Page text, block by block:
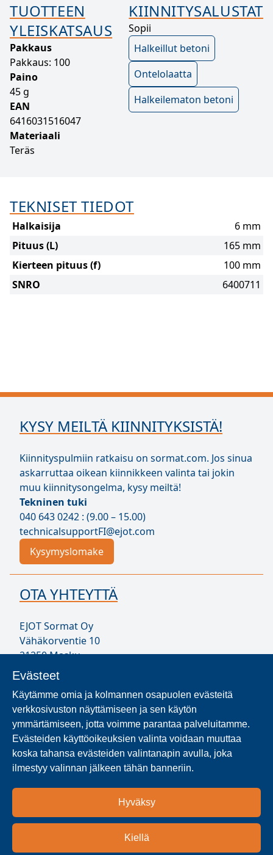
Evästeet
Käytämme omia ja kolmannen osapuolen evästeitä
verkkosivuston näyttämiseen ja sen käytön
ymmärtämiseen, jotta voimme parantaa palveluitamme.
Evästeiden käyttöoikeuksien valinta voidaan muuttaa
koska tahansa evästeiden valintanapin avulla, joka
ilmestyy valinnan jälkeen tähän banneriin.
Hyväksy
Kiellä
TUOTTEEN
YLEISKATSAUS
Pakkaus
Pakkaus: 100
Paino
45 g
EAN
6416031516047
Materiaali
Teräs
KIINNITYSALUSTAT
Sopii
Halkeillut betoni
Ontelolaatta
Halkeilematon betoni
TEKNISET TIEDOT
Halkaisija
6 mm
Pituus (L)
165 mm
Kierteen pituus (f)
100 mm
SNRO
6400711
KYSY MEILTÄ KIINNITYKSISTÄ!
Kiinnityspulmiin ratkaisu on sormat.com. Jos sinua
askarruttaa oikean kiinnikkeen valinta tai jokin
muu kiinnitysongelma, kysy meiltä!
Tekninen tuki
040 643 0242 : (9.00 – 15.00)
technicalsupportFI@ejot.com
Kysymyslomake
OTA YHTEYTTÄ
EJOT Sormat Oy
Vähäkorventie 10
21250 Masku
Puh. 020 794 0200
Y-tunnus 1707723-1
Yhteystiedot
MISTÄ SORMATIA SAA?
jakelukumppaneita hakutoiminnolla.